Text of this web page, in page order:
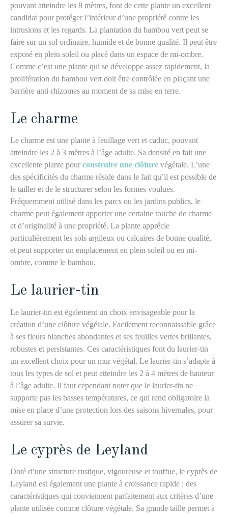
pouvant atteindre les 8 mètres, font de cette plante un excellent
candidat pour protéger l’intérieur d’une propriété contre les
intrusions et les regards. La plantation du bambou vert peut se
faire sur un sol ordinaire, humide et de bonne qualité. Il peut être
exposé en plein soleil ou placé dans un espace de mi-ombre.
Comme c’est une plante qui se développe assez rapidement, la
prolifération du bambou vert doit être contrôlée en plaçant une
barrière anti-rhizomes au moment de sa mise en terre.
Le charme
Le charme est une plante à feuillage vert et caduc, pouvant
atteindre les 2 à 3 mètres à l’âge adulte. Sa densité en fait une
excellente plante pour construire une clôture végétale. L’une
des spécificités du charme réside dans le fait qu’il est possible de
le tailler et de le structurer selon les formes voulues.
Fréquemment utilisé dans les parcs ou les jardins publics, le
charme peut également apporter une certaine touche de charme
et d’originalité à une propriété. La plante apprécie
particulièrement les sols argileux ou calcaires de bonne qualité,
et peut supporter un emplacement en plein soleil ou en mi-
ombre, comme le bambou.
Le laurier-tin
Le laurier-tin est également un choix envisageable pour la
création d’une clôture végétale. Facilement reconnaissable grâce
à ses fleurs blanches abondantes et ses feuilles vertes brillantes,
robustes et persistantes. Ces caractéristiques font du laurier-tin
un excellent choix pour un mur végétal. Le laurier-tin s’adapte à
tous les types de sol et peut atteindre les 2 à 4 mètres de hauteur
à l’âge adulte. Il faut cependant noter que le laurier-tin ne
supporte pas les basses températures, ce qui rend obligatoire la
mise en place d’une protection lors des saisons hivernales, pour
assurer sa survie.
Le cyprès de Leyland
Doté d’une structure rustique, vigoureuse et touffue, le cyprès de
Leyland est également une plante à croissance rapide ; des
caractéristiques qui conviennent parfaitement aux critères d’une
plante utilisée comme clôture végétale. Sa grande taille permet à